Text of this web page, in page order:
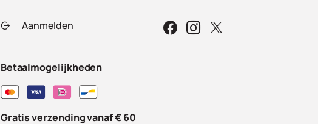
Aanmelden
Betaalmogelijkheden
Gratis verzending vanaf € 60